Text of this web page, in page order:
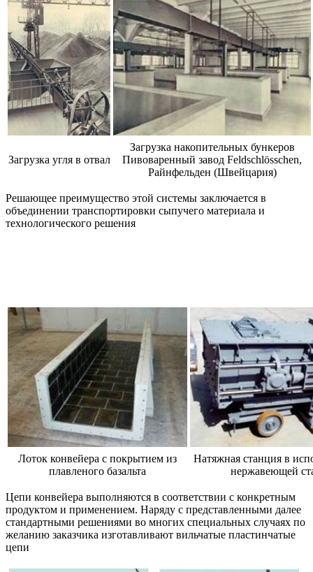
Загрузка угля в отвал
Загрузка накопительных бункеров
Пивоваренный завод Feldschlösschen,
Райнфельден (Швейцария)
Решающее преимущество этой системы заключается в
объединении транспортировки сыпучего материала и
технологического решения
Лоток конвейера с покрытием из
плавленого базальта
Натяжная станция в
нержавеющей
Цепи конвейера выполняются в соответствии с конкретным
продуктом и применением. Наряду с представленными далее
стандартными решениями во многих специальных случаях по
желанию заказчика изготавливают вильчатые пластинчатые
цепи